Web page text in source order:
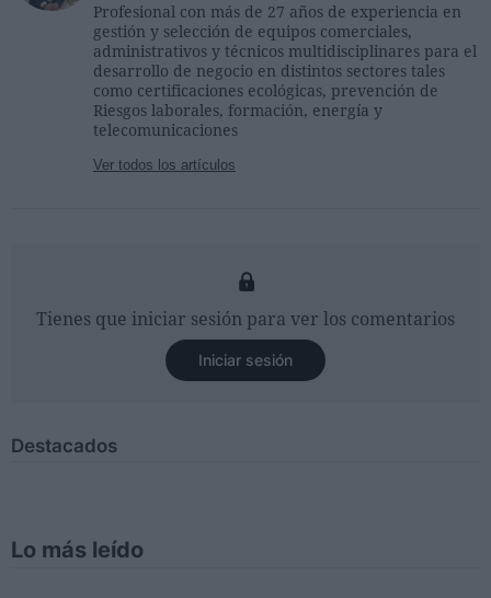
Profesional con más de 27 años de experiencia en
gestión y selección de equipos comerciales,
administrativos y técnicos multidisciplinares para el
desarrollo de negocio en distintos sectores tales
como certificaciones ecológicas, prevención de
Riesgos laborales, formación, energía y
telecomunicaciones
Ver todos los artículos
Tienes que iniciar sesión para ver los comentarios
Iniciar sesión
Destacados
Lo más leído